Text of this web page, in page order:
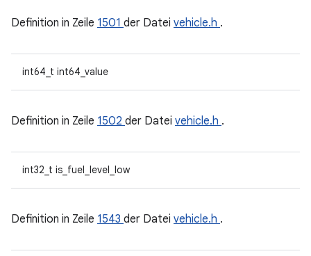
Definition in Zeile 1501 der Datei vehicle.h .
int64_t int64_value
Definition in Zeile 1502 der Datei vehicle.h .
int32_t is_fuel_level_low
Definition in Zeile 1543 der Datei vehicle.h .